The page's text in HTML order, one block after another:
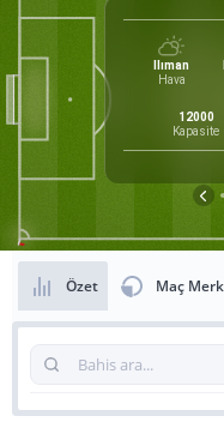
Ilıman
Hava
12000
Kapasite
Özet Maç